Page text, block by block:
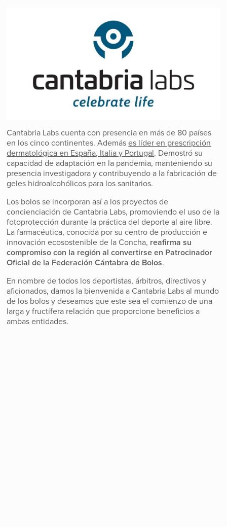
Cantabria Labs cuenta con presencia en más de 80 países
en los cinco continentes. Ademáses líder en prescripción
dermatológica en España, Italia y Portugal. Demostró su
capacidad de adaptación en la pandemia, manteniendo su
presencia investigadora y contribuyendo a la fabricación de
geles hidroalcohólicos para los sanitarios.
Los bolos se incorporan así a los proyectos de
concienciación de Cantabria Labs, promoviendo el uso de la
fotoprotección durante la práctica del deporte al aire libre.
La farmacéutica, conocida por su centro de producción e
innovación ecosostenible de la Concha, reafirma su
compromiso con la región al convertirse en Patrocinador
Oficial de la Federación Cántabra de Bolos.
En nombre de todos los deportistas, árbitros, directivos y
aficionados, damos la bienvenida a Cantabria Labs al mundo
de los bolos y deseamos que este sea el comienzo de una
larga y fructífera relación que proporcione beneficios a
ambas entidades.